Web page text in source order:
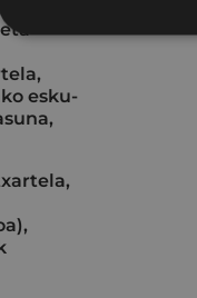
esku-